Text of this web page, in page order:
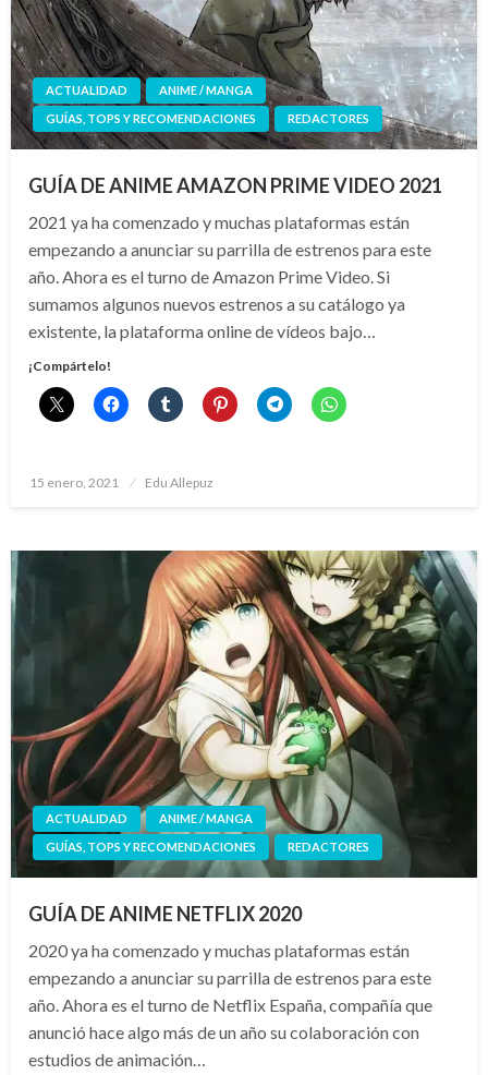
ACTUALIDAD
ANIME / MANGA
GUÍAS, TOPS Y RECOMENDACIONES
REDACTORES
GUÍA DE ANIME AMAZON PRIME VIDEO 2021
2021 ya ha comenzado y muchas plataformas están
empezando a anunciar su parrilla de estrenos para este
año. Ahora es el turno de Amazon Prime Video. Si
sumamos algunos nuevos estrenos a su catálogo ya
existente, la plataforma online de vídeos bajo…
¡Compártelo!
Publicado
15 enero, 2021 Edu Allepuz
ACTUALIDAD
ANIME / MANGA
GUÍAS, TOPS Y RECOMENDACIONES
REDACTORES
GUÍA DE ANIME NETFLIX 2020
2020 ya ha comenzado y muchas plataformas están
empezando a anunciar su parrilla de estrenos para este
año. Ahora es el turno de Netflix España, compañía que
anunció hace algo más de un año su colaboración con
estudios de animación…